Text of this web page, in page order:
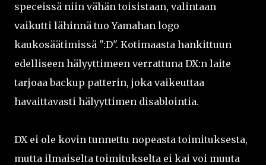
speceissä niin vähän toisistaan, valintaan
vaikutti lähinnä tuo Yamahan logo
kaukosäätimissä ":D". Kotimaasta hankittuun
edelliseen hälyyttimeen verrattuna DX:n laite
tarjoaa backup patterin, joka vaikeuttaa
havaittavasti hälyyttimen disablointia.
DX ei ole kovin tunnettu nopeasta toimituksesta,
mutta ilmaiselta toimitukselta ei kai voi muuta